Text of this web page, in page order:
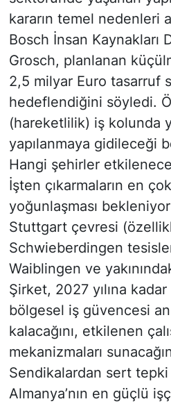
kararın temel nedenleri
Bosch İnsan Kaynakları
Grosch, planlanan
2,5 milyar Euro tasarruf
hedeflendiğini söyledi.
(hareketlilik) iş kolunda
yapılanmaya gidileceği
Hangi şehirler
İşten çıkarmaların en
yoğunlaşması
Stuttgart çevresi
Schwieberdingen
Waiblingen ve
Şirket, 2027 yılına
bölgesel iş güvencesi
kalacağını, etkilenen
mekanizmaları
Sendikalardan sert tepki
Almanya’nın en güçlü